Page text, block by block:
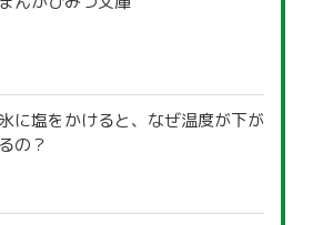
に塩をかけると、なぜ温度が下が
るの？